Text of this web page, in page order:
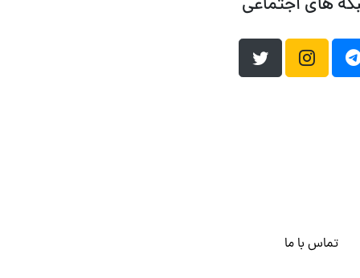
های اجتماعی
تماس با ما